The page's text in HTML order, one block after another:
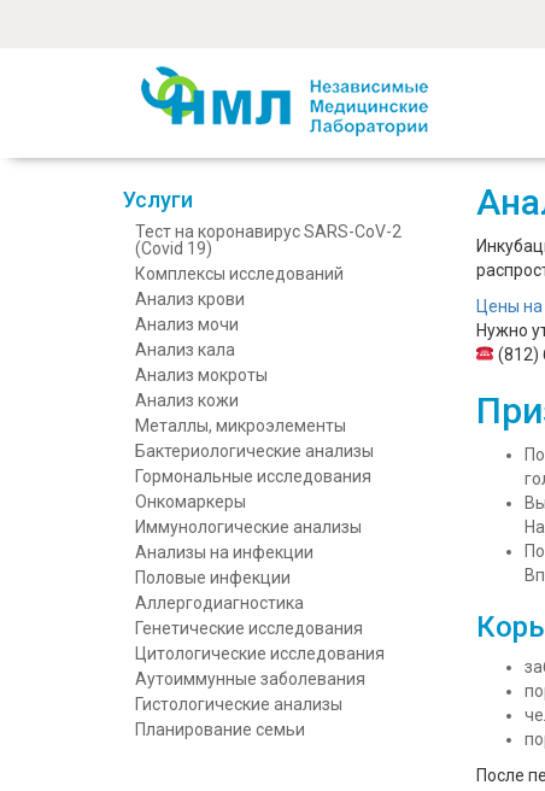
Услуги
Тест на коронавирус SARS-CoV-2
(Covid 19)
Комплексы исследований
Анализ крови
Анализ мочи
Анализ кала
Анализ мокроты
Анализ кожи
Металлы, микроэлементы
Бактериологические анализы
Гормональные исследования
Онкомаркеры
Иммунологические анализы
Анализы на инфекции
Половые инфекции
Аллергодиагностика
Генетические исследования
Цитологические исследования
Аутоиммунные заболевания
Гистологические анализы
Планирование семьи
Цены на
Нужно
(812)
После